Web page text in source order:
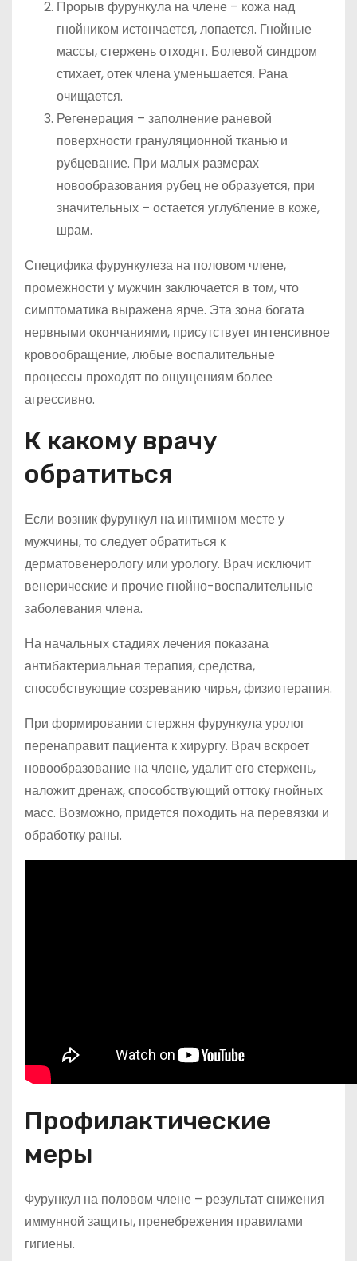
Прорыв фурункула на члене – кожа над
гнойником истончается, лопается. Гнойные
массы, стержень отходят. Болевой синдром
стихает, отек члена уменьшается. Рана
очищается.
Регенерация – заполнение раневой
поверхности грануляционной тканью и
рубцевание. При малых размерах
новообразования рубец не образуется, при
значительных – остается углубление в коже,
шрам.
Специфика фурункулеза на половом члене,
промежности у мужчин заключается в том, что
симптоматика выражена ярче. Эта зона богата
нервными окончаниями, присутствует интенсивное
кровообращение, любые воспалительные
процессы проходят по ощущениям более
агрессивно.
К какому врачу
обратиться
Если возник фурункул на интимном месте у
мужчины, то следует обратиться к
дерматовенерологу или урологу. Врач исключит
венерические и прочие гнойно-воспалительные
заболевания члена.
На начальных стадиях лечения показана
антибактериальная терапия, средства,
способствующие созреванию чирья, физиотерапия.
При формировании стержня фурункула уролог
перенаправит пациента к хирургу. Врач вскроет
новообразование на члене, удалит его стержень,
наложит дренаж, способствующий оттоку гнойных
масс. Возможно, придется походить на перевязки и
обработку раны.
Профилактические
меры
Фурункул на половом члене – результат снижения
иммунной защиты, пренебрежения правилами
гигиены.